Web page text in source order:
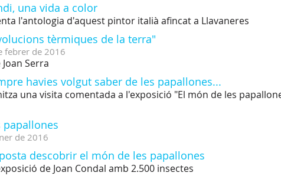
una vida a color
l'antologia d'aquest pintor italià afincat a Llavaneres
tèrmiques de la terra"
febrer de 2016
Serra
havies volgut saber de les papallones...
una visita comentada a l'exposició "El món de les
papallones
de 2016
descobrir el món de les papallones
de Joan Condal amb 2.500 insectes